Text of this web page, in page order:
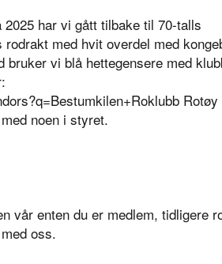
har vi gått tilbake til 70-talls
med hvit overdel med
bruker vi blå hettegensere med
Rotøy
noen i styret.
vår enten du er medlem, tidligere
oss.